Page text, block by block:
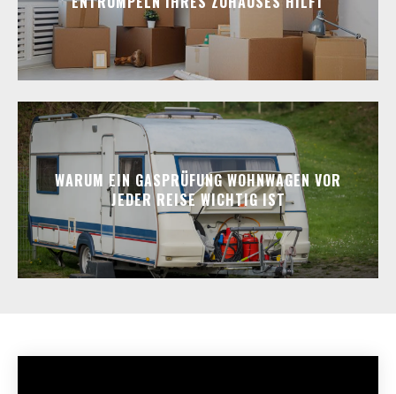
WARUM EIN GASPRÜFUNG WOHNWAGEN VOR
JEDER REISE WICHTIG IST